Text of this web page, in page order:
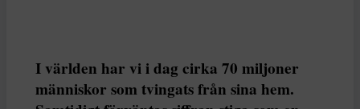
I världen har vi i dag cirka 70 miljoner
människor som tvingats från sina hem.